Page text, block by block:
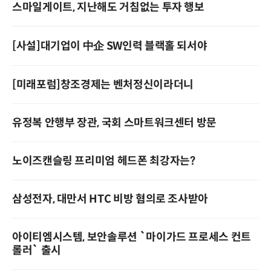
스마일게이트, 지난해도 거침없는 투자 행보
[사설]대기업이 中企 SW인력 블랙홀 되서야
[미래포럼]창조경제는 벤처정신이라더니
유정복 안행부 장관, 국회 스마트워크센터 방문
노이즈캔슬링 프리미엄 헤드폰 최강자는?
삼성전자, 대만서 HTC 비방 혐의로 조사받아
아이티엠시스템, 보안솔루션 `마이가드 프로세스 컨트
롤러` 출시